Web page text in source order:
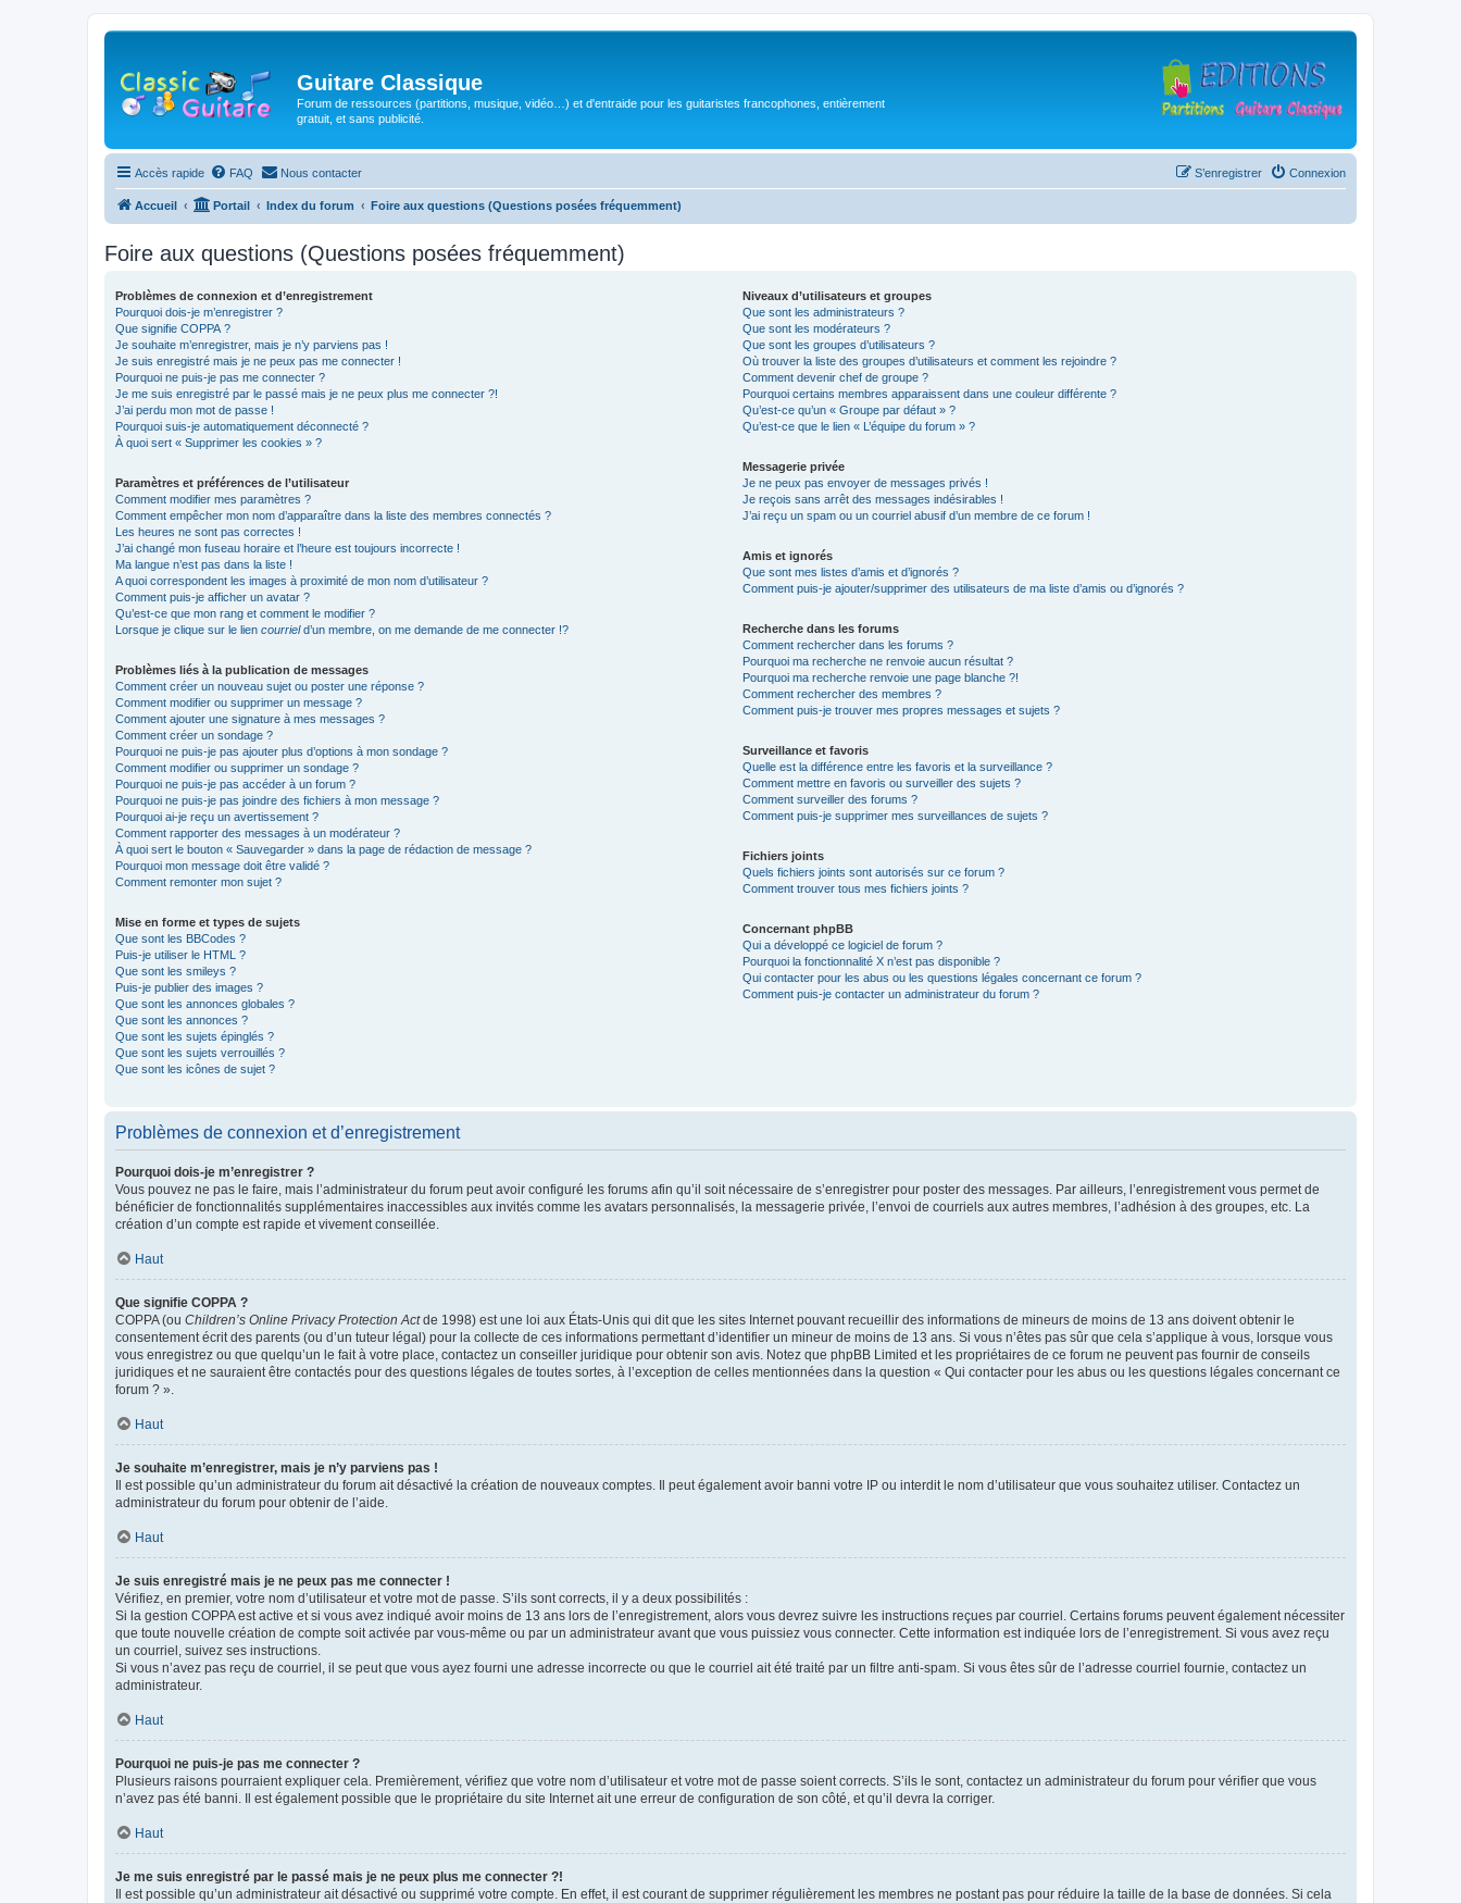
Guitare Classique
Forum de ressources (partitions, musique, vidéo…) et d'entraide pour les guitaristes francophones, entièrement
gratuit, et sans publicité.
Accès rapide FAQ Nous contacter Connexion
S’enregistrer
Accueil Portail Index du forum Foire aux questions (Questions posées fréquemment)
Foire aux questions (Questions posées fréquemment)
Problèmes de connexion et d’enregistrement
Pourquoi dois-je m’enregistrer ?
Que signifie COPPA ?
Je souhaite m’enregistrer, mais je n’y parviens pas !
Je suis enregistré mais je ne peux pas me connecter !
Pourquoi ne puis-je pas me connecter ?
Je me suis enregistré par le passé mais je ne peux plus me connecter ?!
J’ai perdu mon mot de passe !
Pourquoi suis-je automatiquement déconnecté ?
À quoi sert « Supprimer les cookies » ?
Paramètres et préférences de l’utilisateur
Comment modifier mes paramètres ?
Comment empêcher mon nom d’apparaître dans la liste des membres connectés ?
Les heures ne sont pas correctes !
J’ai changé mon fuseau horaire et l’heure est toujours incorrecte !
Ma langue n’est pas dans la liste !
A quoi correspondent les images à proximité de mon nom d’utilisateur ?
Comment puis-je afficher un avatar ?
Qu’est-ce que mon rang et comment le modifier ?
Lorsque je clique sur le lien courrield’un membre, on me demande de me connecter !?
Problèmes liés à la publication de messages
Comment créer un nouveau sujet ou poster une réponse ?
Comment modifier ou supprimer un message ?
Comment ajouter une signature à mes messages ?
Comment créer un sondage ?
Pourquoi ne puis-je pas ajouter plus d’options à mon sondage ?
Comment modifier ou supprimer un sondage ?
Pourquoi ne puis-je pas accéder à un forum ?
Pourquoi ne puis-je pas joindre des fichiers à mon message ?
Pourquoi ai-je reçu un avertissement ?
Comment rapporter des messages à un modérateur ?
À quoi sert le bouton « Sauvegarder » dans la page de rédaction de message ?
Pourquoi mon message doit être validé ?
Comment remonter mon sujet ?
Mise en forme et types de sujets
Que sont les BBCodes ?
Puis-je utiliser le HTML ?
Que sont les smileys ?
Puis-je publier des images ?
Que sont les annonces globales ?
Que sont les annonces ?
Que sont les sujets épinglés ?
Que sont les sujets verrouillés ?
Que sont les icônes de sujet ?
Niveaux d’utilisateurs et groupes
Que sont les administrateurs ?
Que sont les modérateurs ?
Que sont les groupes d’utilisateurs ?
Où trouver la liste des groupes d’utilisateurs et comment les rejoindre ?
Comment devenir chef de groupe ?
Pourquoi certains membres apparaissent dans une couleur différente ?
Qu’est-ce qu’un « Groupe par défaut » ?
Qu’est-ce que le lien « L’équipe du forum » ?
Messagerie privée
Je ne peux pas envoyer de messages privés !
Je reçois sans arrêt des messages indésirables !
J’ai reçu un spam ou un courriel abusif d’un membre de ce forum !
Amis et ignorés
Que sont mes listes d’amis et d’ignorés ?
Comment puis-je ajouter/supprimer des utilisateurs de ma liste d’amis ou d’ignorés ?
Recherche dans les forums
Comment rechercher dans les forums ?
Pourquoi ma recherche ne renvoie aucun résultat ?
Pourquoi ma recherche renvoie une page blanche ?!
Comment rechercher des membres ?
Comment puis-je trouver mes propres messages et sujets ?
Surveillance et favoris
Quelle est la différence entre les favoris et la surveillance ?
Comment mettre en favoris ou surveiller des sujets ?
Comment surveiller des forums ?
Comment puis-je supprimer mes surveillances de sujets ?
Fichiers joints
Quels fichiers joints sont autorisés sur ce forum ?
Comment trouver tous mes fichiers joints ?
Concernant phpBB
Qui a développé ce logiciel de forum ?
Pourquoi la fonctionnalité X n’est pas disponible ?
Qui contacter pour les abus ou les questions légales concernant ce forum ?
Comment puis-je contacter un administrateur du forum ?
Problèmes de connexion et d’enregistrement
Pourquoi dois-je m’enregistrer ?
Vous pouvez ne pas le faire, mais l’administrateur du forum peut avoir configuré les forums afin qu’il soit nécessaire de s’enregistrer pour poster des messages. Par ailleurs, l’enregistrement vous permet de
bénéficier de fonctionnalités supplémentaires inaccessibles aux invités comme les avatars personnalisés, la messagerie privée, l’envoi de courriels aux autres membres, l’adhésion à des groupes, etc. La
création d’un compte est rapide et vivement conseillée.
Haut
Que signifie COPPA ?
COPPA (ou Children’s Online Privacy Protection Actde 1998) est une loi aux États-Unis qui dit que les sites Internet pouvant recueillir des informations de mineurs de moins de 13 ans doivent obtenir le
consentement écrit des parents (ou d’un tuteur légal) pour la collecte de ces informations permettant d’identifier un mineur de moins de 13 ans. Si vous n’êtes pas sûr que cela s’applique à vous, lorsque vous
vous enregistrez ou que quelqu’un le fait à votre place, contactez un conseiller juridique pour obtenir son avis. Notez que phpBB Limited et les propriétaires de ce forum ne peuvent pas fournir de conseils
juridiques et ne sauraient être contactés pour des questions légales de toutes sortes, à l’exception de celles mentionnées dans la question « Qui contacter pour les abus ou les questions légales concernant ce
forum ? ».
Haut
Je souhaite m’enregistrer, mais je n’y parviens pas !
Il est possible qu’un administrateur du forum ait désactivé la création de nouveaux comptes. Il peut également avoir banni votre IP ou interdit le nom d’utilisateur que vous souhaitez utiliser. Contactez un
administrateur du forum pour obtenir de l’aide.
Haut
Je suis enregistré mais je ne peux pas me connecter !
Vérifiez, en premier, votre nom d’utilisateur et votre mot de passe. S’ils sont corrects, il y a deux possibilités :
Si la gestion COPPA est active et si vous avez indiqué avoir moins de 13 ans lors de l’enregistrement, alors vous devrez suivre les instructions reçues par courriel. Certains forums peuvent également nécessiter
que toute nouvelle création de compte soit activée par vous-même ou par un administrateur avant que vous puissiez vous connecter. Cette information est indiquée lors de l’enregistrement. Si vous avez reçu
un courriel, suivez ses instructions.
Si vous n’avez pas reçu de courriel, il se peut que vous ayez fourni une adresse incorrecte ou que le courriel ait été traité par un filtre anti-spam. Si vous êtes sûr de l’adresse courriel fournie, contactez un
administrateur.
Haut
Pourquoi ne puis-je pas me connecter ?
Plusieurs raisons pourraient expliquer cela. Premièrement, vérifiez que votre nom d’utilisateur et votre mot de passe soient corrects. S’ils le sont, contactez un administrateur du forum pour vérifier que vous
n’avez pas été banni. Il est également possible que le propriétaire du site Internet ait une erreur de configuration de son côté, et qu’il devra la corriger.
Haut
Je me suis enregistré par le passé mais je ne peux plus me connecter ?!
Il est possible qu’un administrateur ait désactivé ou supprimé votre compte. En effet, il est courant de supprimer régulièrement les membres ne postant pas pour réduire la taille de la base de données. Si cela